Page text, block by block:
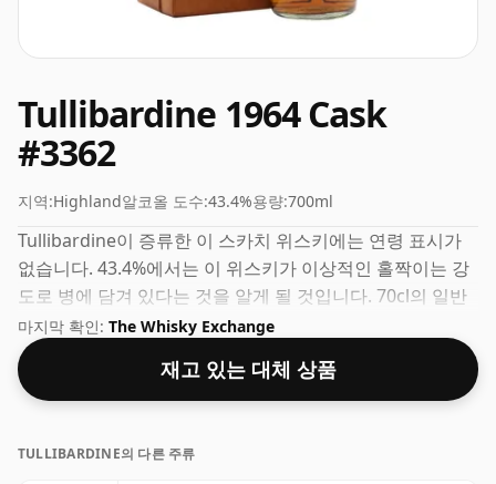
Tullibardine 1964 Cask
#3362
지역:Highland알코올 도수:43.4%용량:700ml
Tullibardine이 증류한 이 스카치 위스키에는 연령 표시가
없습니다. 43.4%에서는 이 위스키가 이상적인 홀짝이는 강
도로 병에 담겨 있다는 것을 알게 될 것입니다. 70cl의 일반
병 크기로 제공됩니다.
마지막 확인: The Whisky Exchange
재고 있는 대체 상품
TULLIBARDINE의 다른 주류